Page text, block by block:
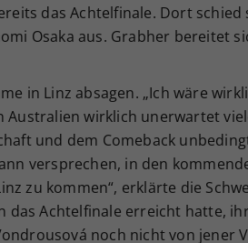
das Achtelfinale. Dort schied
Osaka aus. Grabher bereitet
in Linz absagen. „Ich wäre
Australien wirklich unerwartet
und dem Comeback
versprechen, in den
zu kommen“, erklärte die
das Achtelfinale erreicht hatte,
noch nicht von jener